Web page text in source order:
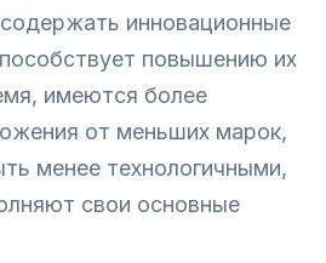
инновационные
повышению их
имеются более
от меньших марок,
менее технологичными,
свои основные